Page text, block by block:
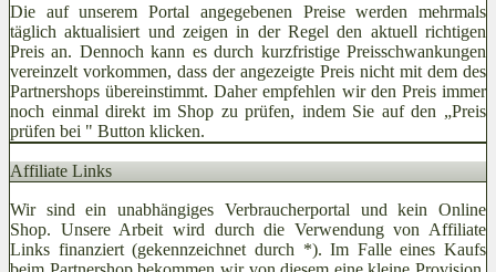
Die auf unserem Portal angegebenen Preise werden mehrmals
täglich aktualisiert und zeigen in der Regel den aktuell richtigen
Preis an. Dennoch kann es durch kurzfristige Preisschwankungen
vereinzelt vorkommen, dass der angezeigte Preis nicht mit dem des
Partnershops übereinstimmt. Daher empfehlen wir den Preis immer
noch einmal direkt im Shop zu prüfen, indem Sie auf den „Preis
prüfen bei " Button klicken.
Affiliate Links
Wir sind ein unabhängiges Verbraucherportal und kein Online
Shop. Unsere Arbeit wird durch die Verwendung von Affiliate
Links finanziert (gekennzeichnet durch *). Im Falle eines Kaufs